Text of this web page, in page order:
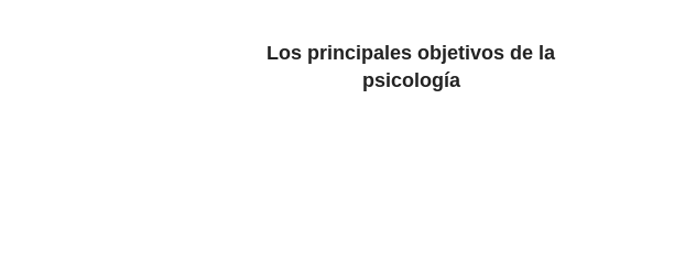
Los principales objetivos de la
psicología